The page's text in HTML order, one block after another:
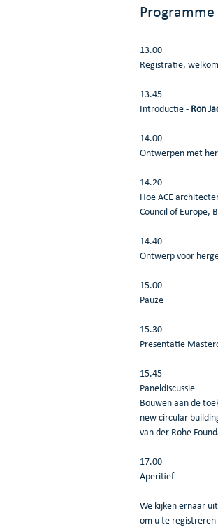
Programme
13.00
Registratie,
13.45
Introductie - Ron
14.00
Ontwerpen met
14.20
Hoe ACE
Council of Europe,
14.40
Ontwerp voor
15.00
Pauze
15.30
Presentatie
15.45
Paneldiscussie
Bouwen aan de
new circular
van der Rohe
17.00
Aperitief
We kijken ernaar
om u te